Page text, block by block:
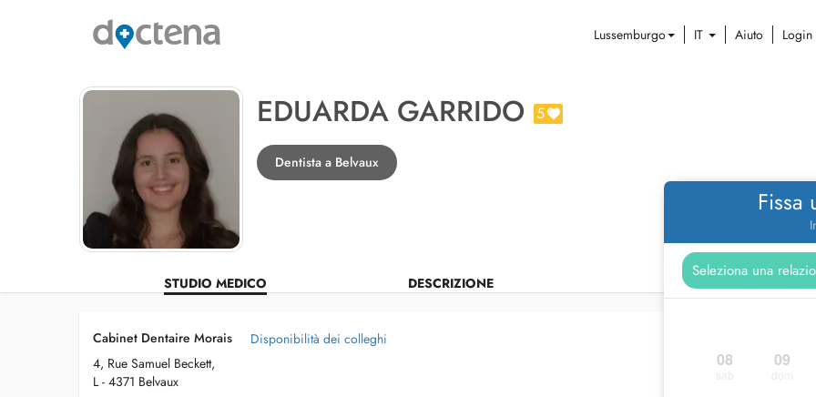
Lussemburgo IT Aiuto Login
EDUARDA GARRIDO 5
Dentista a Belvaux
STUDIO MEDICO DESCRIZIONE
Fissa
08 09
Cabinet Dentaire Morais
4, Rue Samuel Beckett,
L - 4371 Belvaux
Disponibilità dei colleghi